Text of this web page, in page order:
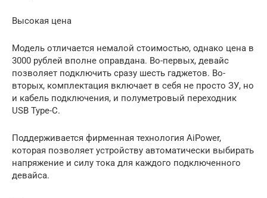
Высокая цена
Модель отличается немалой стоимостью, однако цена в
3000 рублей вполне оправдана. Во-первых, девайс
позволяет подключить сразу шесть гаджетов. Во-
вторых, комплектация включает в себя не просто ЗУ, но
и кабель подключения, и полуметровый переходник
USB Type-C.
Поддерживается фирменная технология AiPower,
которая позволяет устройству автоматически выбирать
напряжение и силу тока для каждого подключенного
девайса.